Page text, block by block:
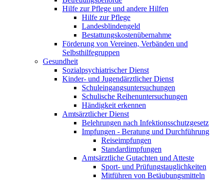
Hilfe zur Pflege und andere Hilfen
Hilfe zur Pflege
Landesblindengeld
Bestattungskosten­übernahme
Förderung von Vereinen, Verbänden und
Selbsthilfegruppen
Gesundheit
Sozialpsychiatrischer Dienst
Kinder- und Jugendärztlicher Dienst
Schuleingangsuntersuchungen
Schulische Reihenuntersuchungen
Händigkeit erkennen
Amtsärztlicher Dienst
Belehrungen nach Infektionsschutzgesetz
Impfungen - Beratung und Durchführung
Reiseimpfungen
Standardimpfungen
Amtsärztliche Gutachten und Atteste
Sport- und Prüfungstauglichkeiten
Mitführen von Betäubungsmitteln